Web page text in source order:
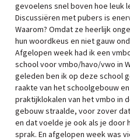
gevoelens snel boven hoe leuk
Discussiëren met pubers is
Waarom? Omdat ze heerlijk
hun woordkeus en niet gauw
Afgelopen week had ik een
school voor vmbo/havo/vwo in
geleden ben ik op deze school
raakte van het schoolgebouw
praktijklokalen van het vmbo in
gebouw straalde, voor zover
en dat voelde je ook als je door
sprak. En afgelopen week was